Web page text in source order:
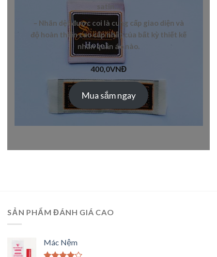
satin
– Nhãn dệt được coi là cung cấp giao diện và
độ hoàn thiện cao cấp nhất của bất kỳ thiết kế
nhãn quần áo nào.
400,0VNĐ
Mua sắm ngay
SẢN PHẨM ĐÁNH GIÁ CAO
Mác Nệm